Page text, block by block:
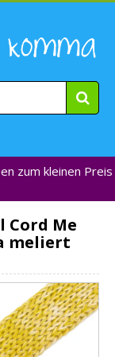
zum kleinen Preis
Cord Me
meliert